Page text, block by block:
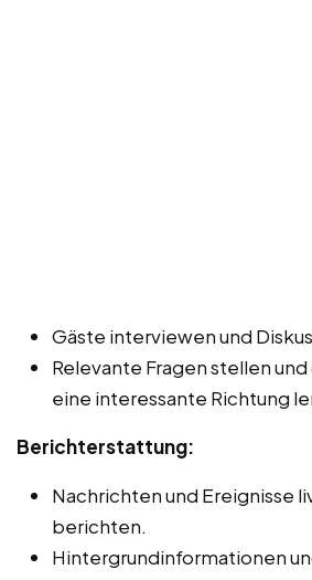
Gäste interviewen und
Relevante Fragen stellen
eine interessante Richtung
Berichterstattung:
Nachrichten und Ereignisse
berichten.
Hintergrundinformationen